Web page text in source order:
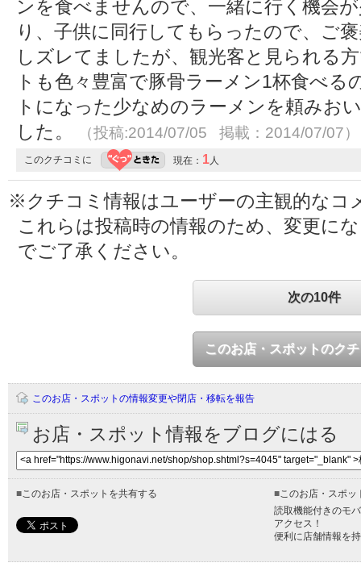
ンを食べませんので、一緒に行く機会
り、子供に同行してもらったので、ご
しズレてましたが、観光客と見られる
トも色々豊富で豚骨ラーメン1杯食べ
トになった少なめのラーメンを頼みお
した。
（投稿:2014/07/05 掲載：2014/07/07）
このクチコミに 現在： 1 人
※クチコミ情報はユーザーの主観的なコ
これらは投稿時の情報のため、変更に
でご了承ください。
次の10件
このお店・スポットのク
このお店・スポットの情報変更や閉店・移転を報告
お店・スポット情報をブログにはる
■ このお店・スポットを共有する ■ このお店・スポ
読取機能付きのモ
アクセス！
便利に店舗情報を